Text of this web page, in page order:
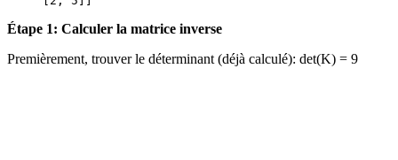
Étape 1: Calculer la matrice inverse
Premièrement, trouver le déterminant (déjà calculé): det(K) = 9